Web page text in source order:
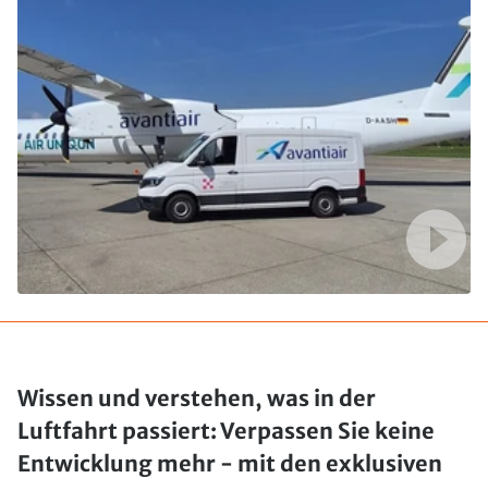
Wissen und verstehen, was in der
Luftfahrt passiert: Verpassen Sie keine
Entwicklung mehr - mit den exklusiven